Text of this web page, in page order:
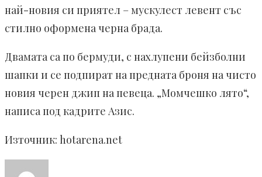
най-новия си приятел – мускулест левент със
стилно оформена черна брада.
Двамата са по бермуди, с нахлупени бейзболни
шапки и се подпират на предната броня на чисто
новия черен джип на певеца. „Момчешко лято“,
написа под кадрите Азис.
Източник: hotarena.net